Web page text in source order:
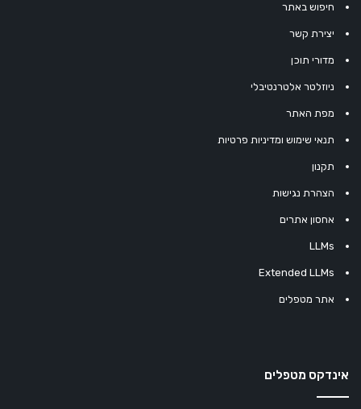
חיפוש באתר
יצירת קשר
מדורי תוכן
ניוזלטר אלטרנטיבלי
מפת האתר
תנאי שימוש ומדיניות פרטיות
תקנון
הצהרת נגישות
אחסון אתרים
LLMs
Extended LLMs
אתר מטפלים
אינדקס מטפלים